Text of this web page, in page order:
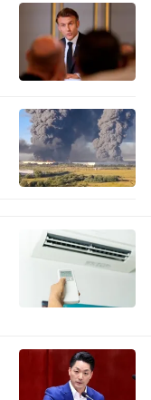
2个竣工，2个
纯羽介绍说。
是一路快马加